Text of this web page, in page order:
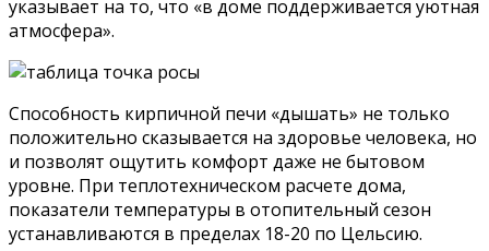
указывает на то, что «в доме поддерживается уютная
атмосфера».
Способность кирпичной печи «дышать» не только
положительно сказывается на здоровье человека, но
и позволят ощутить комфорт даже не бытовом
уровне. При теплотехническом расчете дома,
показатели температуры в отопительный сезон
устанавливаются в пределах 18-20 по Цельсию.